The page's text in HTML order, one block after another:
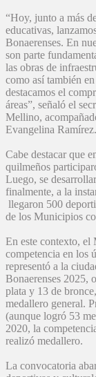
“Hoy, junto a más
educativas,
Bonaerenses. En
son parte
las obras de
como así también
destacamos el
áreas”, señaló el
Mellino,
Evangelina Ramírez.
Cabe destacar que
quilmeños
Luego, se
finalmente, a la
llegaron 500
de los Municipios
En este contexto, el
competencia en los
representó a la
Bonaerenses 2025,
plata y 13 de
medallero general.
(aunque logró 53
2020, la
realizó medallero.
La convocatoria